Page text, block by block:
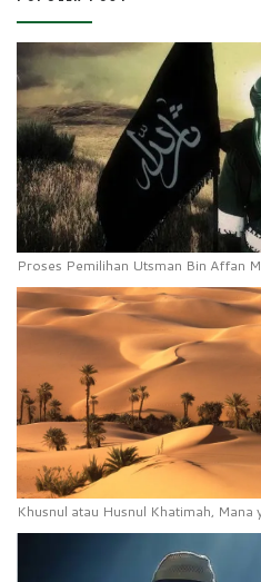
Proses Pemilihan Utsman Bin Affan
Khusnul atau Husnul Khatimah, Mana